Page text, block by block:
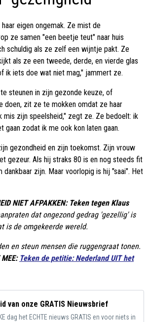
eigen ongemak. Ze mist de
ze samen "een beetje teut" naar huis
schuldig als ze zelf een wijntje pakt. Ze
als ze een tweede, derde, en vierde glas
ik iets doe wat niet mag," jammert ze.
te steunen in zijn gezonde keuze, of
doen, zit ze te mokken omdat ze haar
mis zijn speelsheid," zegt ze. Ze bedoelt: ik
gaan zodat ik me ook kon laten gaan.
gezondheid en zijn toekomst. Zijn vrouw
gezeur. Als hij straks 80 is en nog steeds fit
dankbaar zijn. Maar voorlopig is hij "saai". Het
NIET AFPAKKEN: Teken tegen Klaus
dat ongezond gedrag 'gezellig' is
is de omgekeerde wereld.
en steun mensen die ruggengraat tonen.
MEE: Teken de petitie: Nederland UIT het
van onze GRATIS Nieuwsbrief
dag het ECHTE nieuws GRATIS en voor niets in